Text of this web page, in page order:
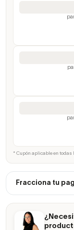
* Cupón aplicable en todas
Fracciona tu